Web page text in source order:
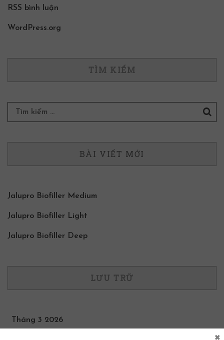
RSS bình luận
WordPress.org
TÌM KIẾM
BÀI VIẾT MỚI
Jalupro Biofiller Medium
Jalupro Biofiller Light
Jalupro Biofiller Deep
LƯU TRỮ
Tháng 3 2026
×